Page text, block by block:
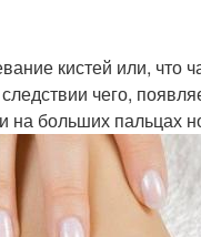
кистей или, что
чего,
на больших пальцах